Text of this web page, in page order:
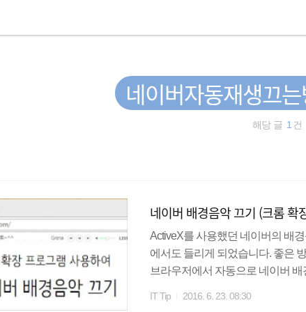
네이버자동재생끄
해당 글 1 건
네이버 배경음악 끄기 (크롬 확
ActiveX를 사용했던 네이버의 배
에서도 들리게 되었습니다. 좋은
브라우저에서 자동으로 네이버
여 탭 음소거가 가능합니다. (또
IT Tip 2016. 6. 23. 08:30